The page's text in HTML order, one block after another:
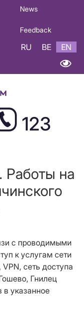
News
Feedback
RU BE EN
123
Работы на
с проводимыми
к услугам сети
VPN, сеть доступа
Гнилец
указанное